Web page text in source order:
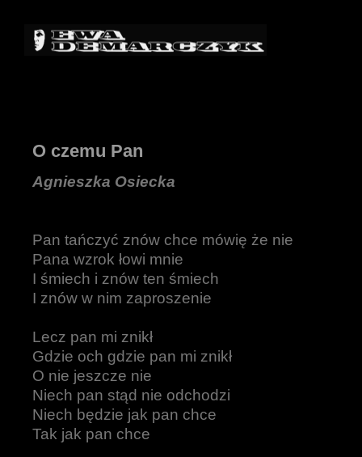
O czemu Pan
Agnieszka Osiecka
Pan tańczyć znów chce mówię że nie
Pana wzrok łowi mnie
I śmiech i znów ten śmiech
I znów w nim zaproszenie
Lecz pan mi znikł
Gdzie och gdzie pan mi znikł
O nie jeszcze nie
Niech pan stąd nie odchodzi
Niech będzie jak pan chce
Tak jak pan chce